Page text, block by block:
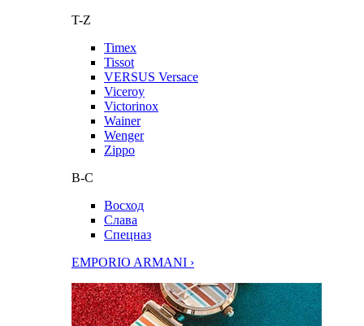
T-Z
Timex
Tissot
VERSUS Versace
Viceroy
Victorinox
Wainer
Wenger
Zippo
В-С
Восход
Слава
Спецназ
EMPORIO ARMANI ›